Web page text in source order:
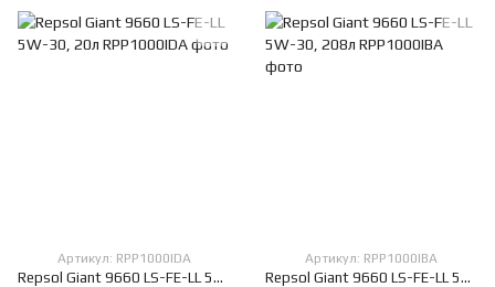
Артикул: RPP1000IDA
Repsol Giant 9660 LS-FE-LL 5W-30, 20л
Артикул: RPP1000IBA
Repsol Giant 9660 LS-FE-LL 5W-30, 208л